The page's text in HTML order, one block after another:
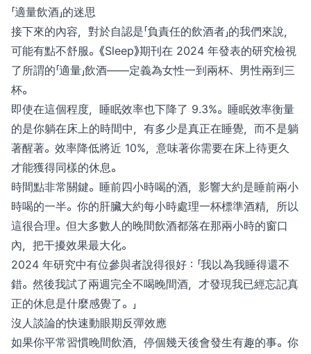
「適量飲酒」的迷思
接下來的內容，對於自認是「負責任的飲酒者」的我們來說，
可能有點不舒服。《Sleep》期刊在 2024 年發表的研究檢視
了所謂的「適量」飲酒——定義為女性一到兩杯、男性兩到三
杯。
即使在這個程度，睡眠效率也下降了 9.3%。睡眠效率衡量
的是你躺在床上的時間中，有多少是真正在睡覺，而不是躺
著醒著。效率降低將近 10%，意味著你需要在床上待更久
才能獲得同樣的休息。
時間點非常關鍵。睡前四小時喝的酒，影響大約是睡前兩小
時喝的一半。你的肝臟大約每小時處理一杯標準酒精，所以
這很合理。但大多數人的晚間飲酒都落在那兩小時的窗口
內，把干擾效果最大化。
2024 年研究中有位參與者說得很好：「我以為我睡得還不
錯。然後我試了兩週完全不喝晚間酒，才發現我已經忘記真
正的休息是什麼感覺了。」
沒人談論的快速動眼期反彈效應
如果你平常習慣晚間飲酒，停個幾天後會發生有趣的事。你